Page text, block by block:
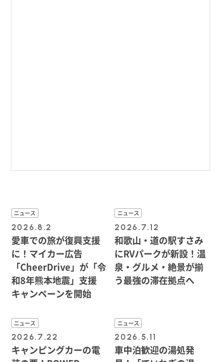
ニュース
2026.8.2
愛車での旅が復興支援
に！マイカー広告
「CheerDrive」が「令
和8年熊本地震」支援
キャンペーンを開始
ニュース
2026.7.12
和歌山・道の駅すさみ
にRVパークが新設！温
泉・グルメ・絶景が揃
う最強の滞在拠点へ
ニュース
2026.7.22
キャンピングカーの電
ニュース
2026.5.11
車中泊歓迎の湯処発